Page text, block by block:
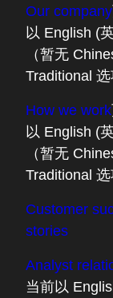
Our company
以 English (
（暂无
Traditional 选
How we work
以 English (
（暂无
Traditional 选
Customer
stories
Analyst
当前以